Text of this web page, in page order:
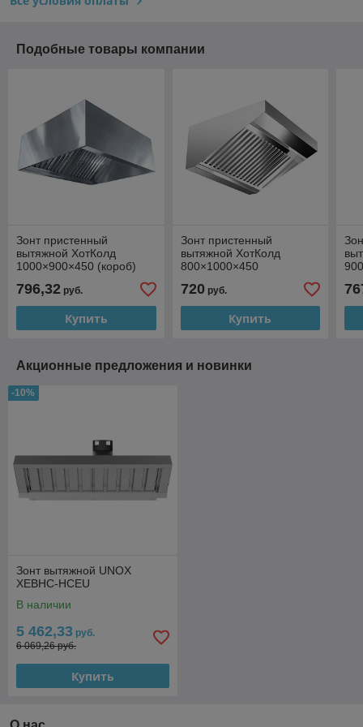
Подобные товары компании
Зонт пристенный
вытяжной ХотКолд
1000×900×450 (короб)
796,32 руб.
Купить
Зонт пристенный
вытяжной ХотКолд
800×1000×450
720руб.
Купить
Акционные предложения и новинки
-10%
Зонт вытяжной UNOX
XEBHC-HCEU
В наличии
5 462,33 руб.
6 069,26 руб.
Купить